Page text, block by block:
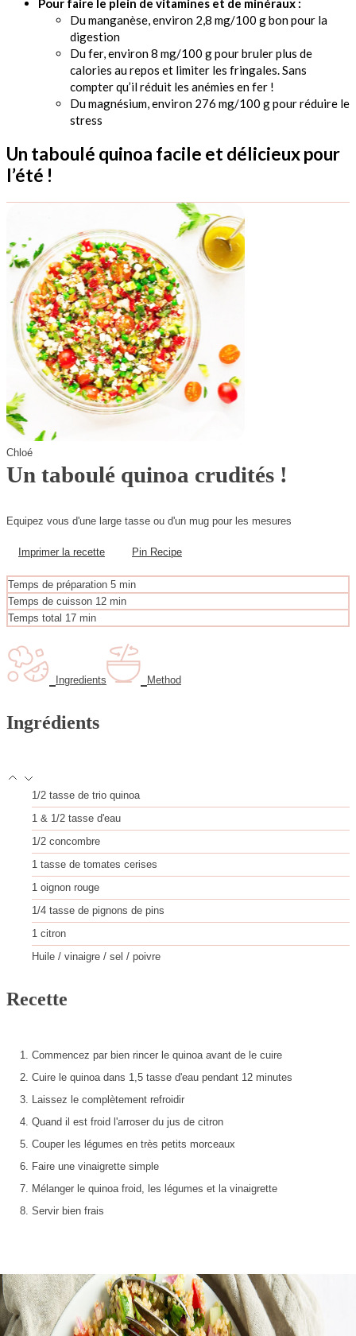
Du manganèse, environ 2,8 mg/100 g bon pour la
digestion
Du fer, environ 8 mg/100 g pour bruler plus de
calories au repos et limiter les fringales. Sans
compter qu’il réduit les anémies en fer !
Du magnésium, environ 276 mg/100 g pour réduire le
stress
Un taboulé quinoa facile et délicieux pour
l’été !
Chloé
Un taboulé quinoa crudités !
Equipez vous d'une large tasse ou d'un mug pour les mesures
Imprimer la recette Pin Recipe
Temps de préparation 5m
i
n
u
t
e
min
Temps de cuisson 12m
n
u
t
e
min
Temps total 17m
t
min
Ingredients Method
Ingrédients
1/2 tasse de trio quinoa
1 & 1/2 tasse d'eau
1/2 concombre
1 tasse de tomates cerises
1 oignon rouge
1/4 tasse de pignons de pins
1 citron
Huile / vinaigre / sel / poivre
Recette
Commencez par bien rincer le quinoa avant de le cuire
Cuire le quinoa dans 1,5 tasse d'eau pendant 12 minutes
Laissez le complètement refroidir
Quand il est froid l'arroser du jus de citron
Couper les légumes en très petits morceaux
Faire une vinaigrette simple
Mélanger le quinoa froid, les légumes et la vinaigrette
Servir bien frais